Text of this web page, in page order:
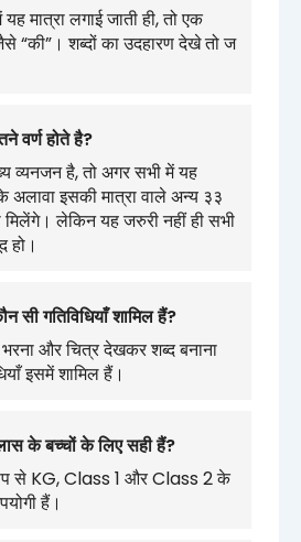
मात्रा लगाई जाती ही, तो एक
“की”। शब्दों का उदहारण देखे तो ज
वर्ण होते है?
व्यनजन है, तो अगर सभी में यह
अलावा इसकी मात्रा वाले अन्य ३३
लेकिन यह जरुरी नहीं ही सभी
हो।
सी गतिविधियाँ शामिल हैं?
और चित्र देखकर शब्द बनाना
इसमें शामिल हैं।
के बच्चों के लिए सही हैं?
से KG, Class 1 और Class 2 के
हैं।